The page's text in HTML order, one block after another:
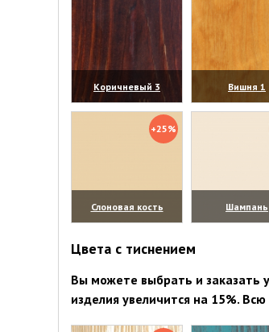
Коричневый 3
(увеличить)
Вишня 1
+25%
Слоновая кость
(увеличить)
Шампань
Цвета с тиснением
Вы можете выбрать и заказать
изделия увеличится на 15%.